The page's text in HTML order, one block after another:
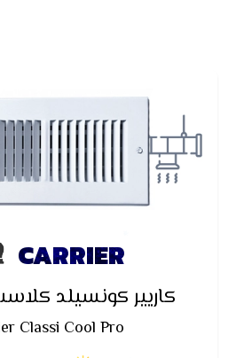
CARRIER
كاريير كونسيلد
Classi Cool Pro